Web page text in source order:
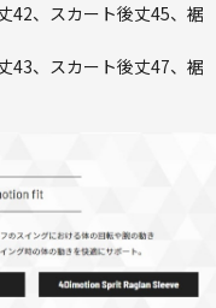
42、スカート後丈45、裾
43、スカート後丈47、裾